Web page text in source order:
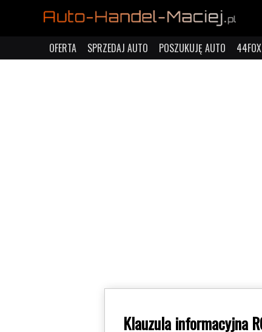
OFERTA SPRZEDAJ AUTO POSZUKUJĘ AUTO 44FOX
Klauzula informacyjna